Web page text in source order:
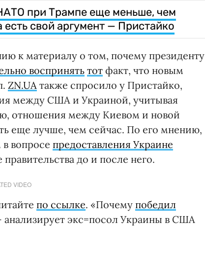
при Трампе еще меньше, чем
свой аргумент — Пристайко
к материалу о том, почему президенту
воспринять тот факт, что новым
ZN.UA также спросило у Пристайко,
между США и Украиной, учитывая
отношения между Киевом и новой
еще лучше, чем сейчас. По его мнению,
вопросе предоставления Украине
до и после него.
VIDEO
по ссылке. «Почему победил
анализирует экс=посол Украины в США